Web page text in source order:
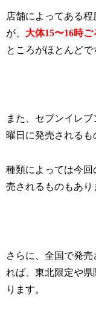
店舗によってある
が、 大体15〜16時ご
ところがほとんどで
また、セブンイレ
曜日に発売されるも
種類によっては今
売されるものもあり
さらに、全国で発
れば、東北限定や
ります。